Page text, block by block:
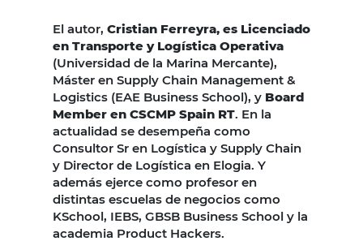
El autor, Cristian Ferreyra, es Licenciado
en Transporte y Logística Operativa
(Universidad de la Marina Mercante),
Máster en Supply Chain Management &
Logistics (EAE Business School), y Board
Member en CSCMP Spain RT. En la
actualidad se desempeña como
Consultor Sr en Logística y Supply Chain
y Director de Logística en Elogia. Y
además ejerce como profesor en
distintas escuelas de negocios como
KSchool, IEBS, GBSB Business School y la
academia Product Hackers.